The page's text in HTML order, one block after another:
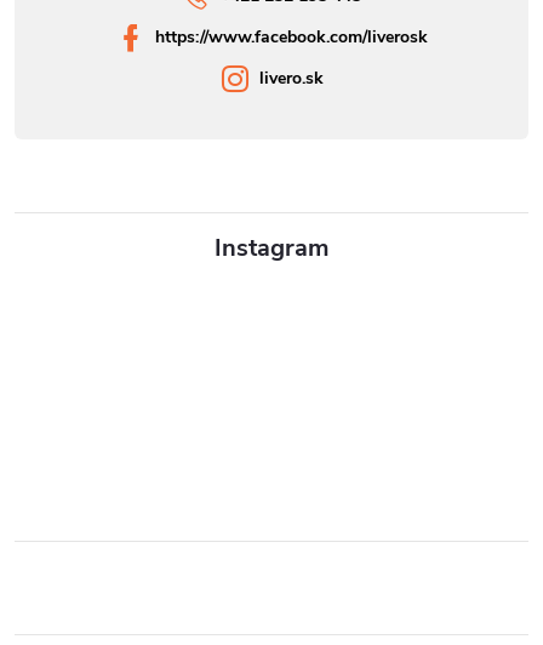
Instagram
https://www.facebook.com/liverosk
livero.sk